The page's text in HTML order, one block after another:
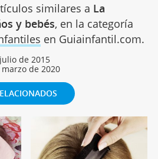
similares a La
y bebés, en la categoría
en Guiainfantil.com.
de 2015
de 2020